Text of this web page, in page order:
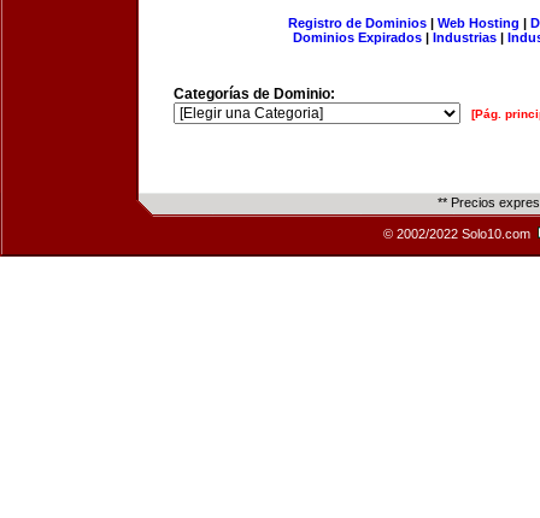
Registro de Dominios| Web Hosting |
Dominios Expirados | Industrias |
Categorías de Dominio:
[Pág.
** Precios
© 2002/2022 Solo10.com